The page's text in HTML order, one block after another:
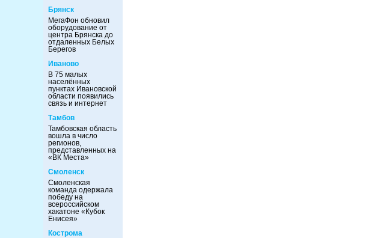
Брянск
МегаФон обновил
оборудование от
центра Брянска до
отдаленных Белых
Берегов
Иваново
В 75 малых
населённых
пунктах Ивановской
области появились
связь и интернет
Тамбов
Тамбовская область
вошла в число
регионов,
представленных на
«ВК Места»
Смоленск
Смоленская
команда одержала
победу на
всероссийском
хакатоне «Кубок
Енисея»
Кострома